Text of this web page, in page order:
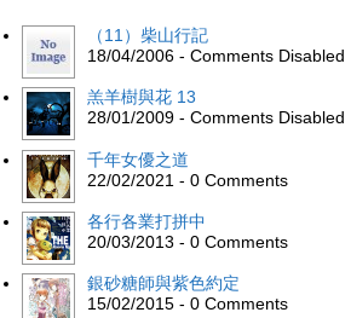
（11）柴山行記
18/04/2006 - Comments Disabled
羔羊樹與花 13
28/01/2009 - Comments Disabled
千年女優之道
22/02/2021 - 0 Comments
各行各業打拼中
20/03/2013 - 0 Comments
銀砂糖師與紫色約定
15/02/2015 - 0 Comments